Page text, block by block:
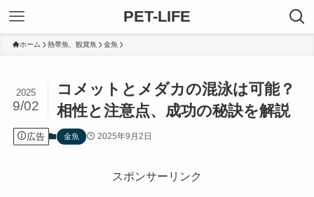
PET-LIFE
ホーム 熱帯魚、観賞魚 金魚
コメットとメダカの混泳は可能？
相性と注意点、成功の秘訣を解説
2025
9/02
広告 金魚 2025年9月2日
スポンサーリンク